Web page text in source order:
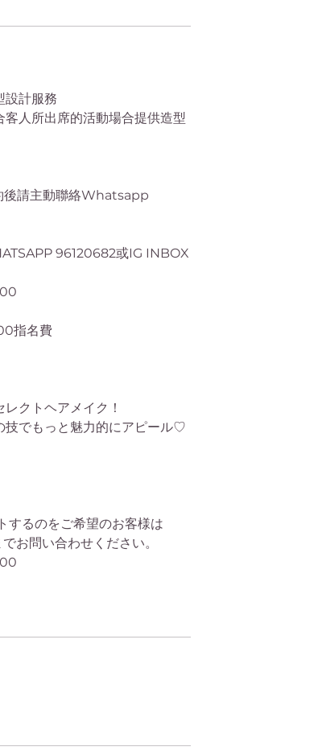
設計服務
人所出席的活動場合提供造型
請主動聯絡Whatsapp
96120682或IG INBOX
指名費
クトヘアメイク！
技でもっと魅力的にアピール♡
するのをご希望のお客様は
問い合わせください。